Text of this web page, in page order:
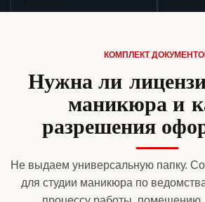
КОМПЛЕКТ
Нужна ли
маникюра и
разрешения
Не выдаем универсальную папку.
для студии маникюра по